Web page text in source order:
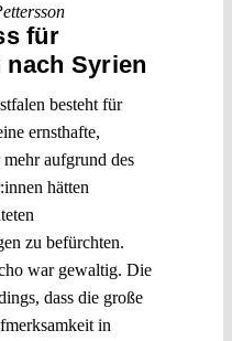
für
Syrien
besteht für
ernsthafte,
aufgrund des
hätten
zu befürchten.
war gewaltig. Die
dass die große
in